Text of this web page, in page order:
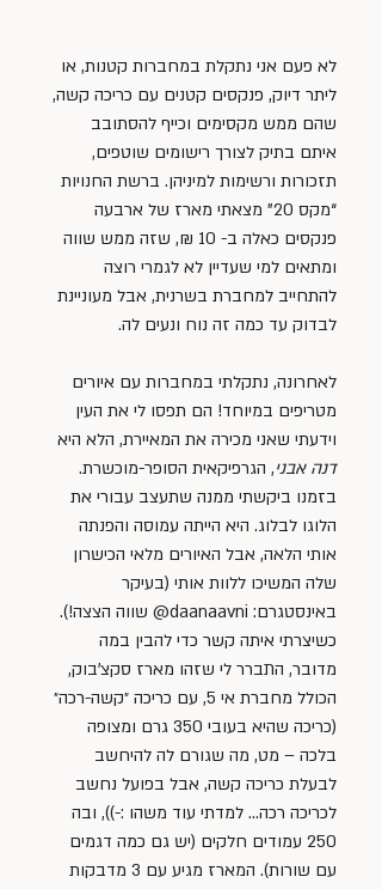
לא פעם אני נתקלת במחברות קטנות, או
ליתר דיוק, פנקסים קטנים עם כריכה קשה,
שהם ממש מקסימים וכייף להסתובב
איתם בתיק לצורך רישומים שוטפים,
תזכורות ורשימות למיניהן. ברשת החנויות
“מקס 20” מצאתי מארז של ארבעה
פנקסים כאלה ב- 10 ₪, שזה ממש שווה
ומתאים למי שעדיין לא לגמרי רוצה
להתחייב למחברת בשרנית, אבל מעוניינת
לבדוק עד כמה זה נוח ונעים לה.
לאחרונה, נתקלתי במחברות עם איורים
מטריפים במיוחד! הם תפסו לי את העין
וידעתי שאני מכירה את המאיירת, הלא היא
דנה אבני, הגרפיקאית הסופר-מוכשרת.
בזמנו ביקשתי ממנה שתעצב עבורי את
הלוגו לבלוג. היא הייתה עמוסה והפנתה
אותי הלאה, אבל האיורים מלאי הכישרון
שלה המשיכו ללוות אותי (בעיקר
באינסטגרם: daanaavni@ שווה הצצה!).
כשיצרתי איתה קשר כדי להבין במה
מדובר, התברר לי שזהו מארז סקצ’בוק,
הכולל מחברת אי 5, עם כריכה ״קשה-רכה״
(כריכה שהיא בעובי 350 גרם ומצופה
בלכה – מט, מה שגורם לה להיחשב
לבעלת כריכה קשה, אבל בפועל נחשב
לכריכה רכה… למדתי עוד משהו :-)), ובה
250 עמודים חלקים (יש גם כמה דגמים
עם שורות). המארז מגיע עם 3 מדבקות